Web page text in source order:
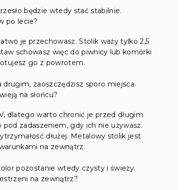
będzie wtedy stać stabilnie.
po lecie?
je przechowasz. Stolik waży tylko 2,5
schowasz więc do piwnicy lub komórki
go z powrotem.
drugim, zaoszczędzisz sporo miejsca.
na słońcu?
dlatego warto chronić je przed długim
pod zadaszeniem, gdy ich nie używasz.
dłużej. Metalowy stolik jest
na zewnątrz.
pozostanie wtedy czysty i świeży.
na zewnątrz?